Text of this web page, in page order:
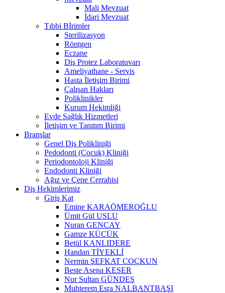
Mali Mevzuat
İdari Mevzuat
Tıbbi Bİrimler
Sterilizasyon
Röntgen
Eczane
Diş Protez Laboratuvarı
Ameliyathane - Servis
Hasta İletişim Birimi
Çalışan Hakları
Poliklinikler
Kurum Hekimliği
Evde Sağlık Hizmetleri
İletişim ve Tanıtım Birimi
Branşlar
Genel Diş Polikliniği
Pedodonti (Çocuk) Kliniği
Periodontoloji Kliniği
Endodonti Kliniği
Ağız ve Çene Cerrahisi
Diş Hekimlerimiz
Giriş Kat
Emine KARAÖMEROĞLU
Ümit Gül USLU
Nuran GENCAY
Gamze KÜÇÜK
Betül KANLIDERE
Handan TİYEKLİ
Nermin ŞEFKAT COÇKUN
Beste Asena KESER
Nur Sultan GÜNDEŞ
Muhterem Esra NALBANTBAŞI